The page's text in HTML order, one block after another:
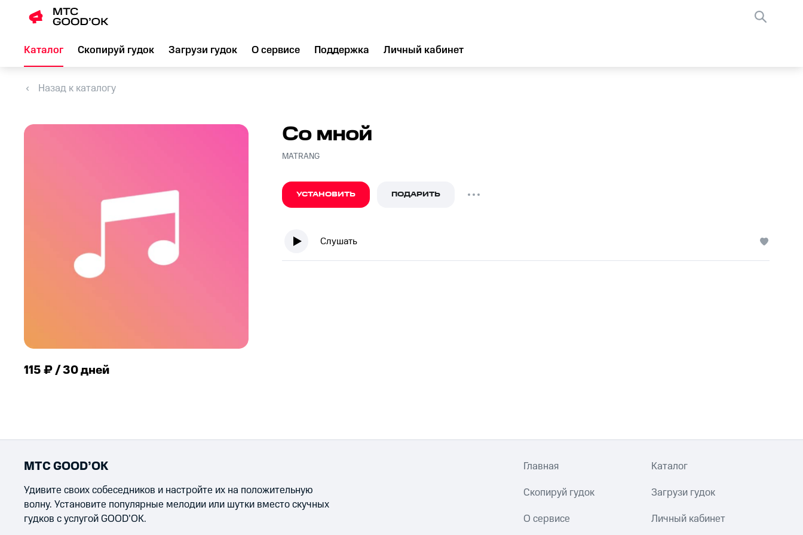
Каталог Скопируй гудок Загрузи гудок О сервисе Поддержка Личный кабинет
Назад к каталогу
115 ₽ / 30 дней
Со мной
MATRANG
УСТАНОВИТЬ ПОДАРИТЬ
Слушать
МТС GOOD’OK
Удивите своих собеседников и настройте их на положительную
волну. Установите популярные мелодии или шутки вместо скучных
гудков с услугой GOOD’OK.
Главная Каталог
Скопируй гудок Загрузи гудок
О сервисе Личный кабинет